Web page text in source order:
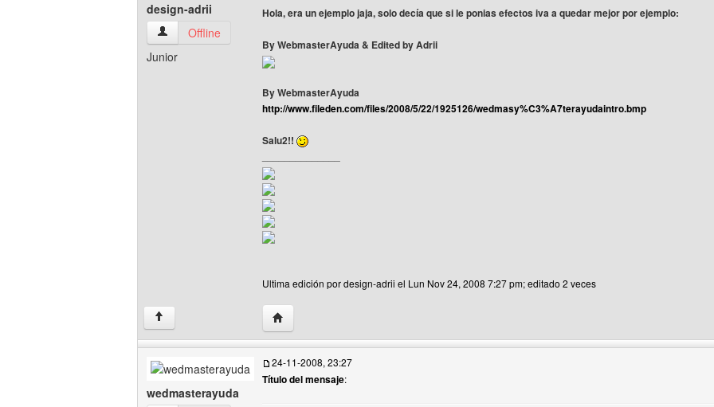
design-adrii
design-adrii Ver perfil del usuario
Offline
Junior
Hola, era un ejemplo jaja, solo decía que si le ponias efectos iva a quedar mejor por ejemplo:
By WebmasterAyuda & Edited by Adrii
By WebmasterAyuda
http://www.fileden.com/files/2008/5/22/1925126/wedmasy%C3%A7terayudaintro.bmp
Salu2!!
Ultima edición por design-adrii el Lun Nov 24, 2008 7:27 pm; editado 2 veces
↑ Visitar sitio web del autor: design-adrii
wedmasterayuda
24-11-2008, 23:27
Título del mensaje: